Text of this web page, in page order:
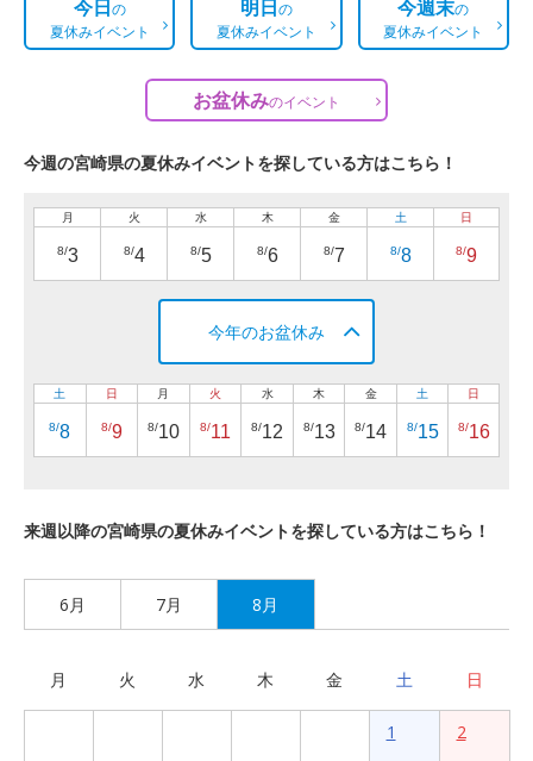
今日 の
夏休みイベント
明日 の
夏休みイベント
今週末の
夏休みイベント
お盆休みのイベント
今週の宮崎県の夏休みイベントを探している方はこちら！
月
8/3
火
8/4
水
8/5
木
8/6
金
8/7
土
8/8
日
8/9
今年のお盆休み
土
8/8
日
8/9
月
8/10
火
8/11
水
8/12
木
8/13
金
8/14
土
8/15
日
8/16
来週以降の宮崎県の夏休みイベントを探している方はこちら！
6月 7月 8月
月 火 水 木 金 土 日
1 2